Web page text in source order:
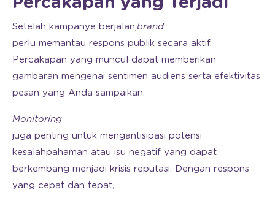
Setelah kampanye berjalan,brand
perlu memantau respons publik secara aktif.
Percakapan yang muncul dapat memberikan
gambaran mengenai sentimen audiens serta efektivitas
pesan yang Anda sampaikan.
Monitoring
juga penting untuk mengantisipasi potensi
kesalahpahaman atau isu negatif yang dapat
berkembang menjadi krisis reputasi. Dengan respons
yang cepat dan tepat,